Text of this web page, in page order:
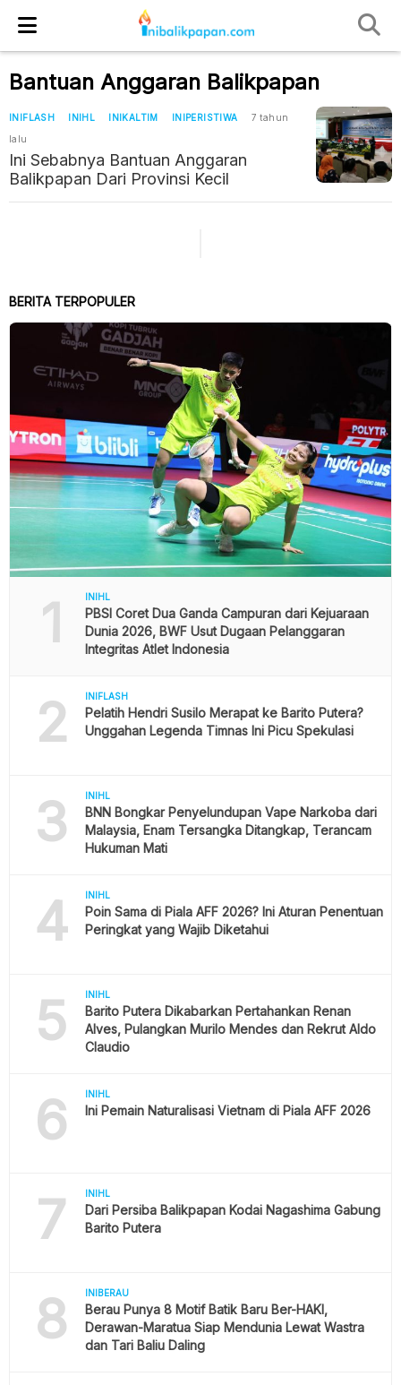
Bantuan Anggaran Balikpapan
INIFLASH INIHL INIKALTIM INIPERISTIWA
7 tahun
lalu
Ini Sebabnya Bantuan Anggaran
Balikpapan Dari Provinsi Kecil
BERITA TERPOPULER
1 INIHL
PBSI Coret Dua Ganda Campuran dari Kejuaraan
Dunia 2026, BWF Usut Dugaan Pelanggaran
Integritas Atlet Indonesia
2 INIFLASH
Pelatih Hendri Susilo Merapat ke Barito Putera?
Unggahan Legenda Timnas Ini Picu Spekulasi
3 INIHL
BNN Bongkar Penyelundupan Vape Narkoba dari
Malaysia, Enam Tersangka Ditangkap, Terancam
Hukuman Mati
4 INIHL
Poin Sama di Piala AFF 2026? Ini Aturan Penentuan
Peringkat yang Wajib Diketahui
5 INIHL
Barito Putera Dikabarkan Pertahankan Renan
Alves, Pulangkan Murilo Mendes dan Rekrut Aldo
Claudio
6 INIHL
Ini Pemain Naturalisasi Vietnam di Piala AFF 2026
7 INIHL
Dari Persiba Balikpapan Kodai Nagashima Gabung
Barito Putera
8 INIBERAU
Berau Punya 8 Motif Batik Baru Ber-HAKI,
Derawan-Maratua Siap Mendunia Lewat Wastra
dan Tari Baliu Daling